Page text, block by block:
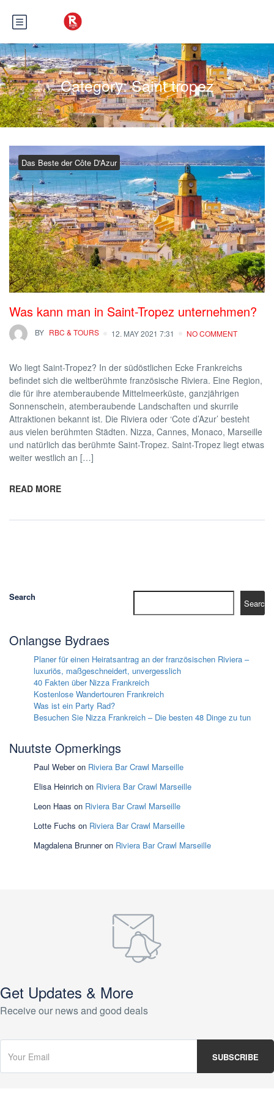
Category:Saint tropez
Das Beste der Côte D'Azur
Was kann man in Saint-Tropez unternehmen?
BY RBC & TOURS 12. MAY 2021 7:31 NO COMMENT
Wo liegt Saint-Tropez? In der südöstlichen Ecke Frankreichs
befindet sich die weltberühmte französische Riviera. Eine Region,
die für ihre atemberaubende Mittelmeerküste, ganzjährigen
Sonnenschein, atemberaubende Landschaften und skurrile
Attraktionen bekannt ist. Die Riviera oder ‘Cote d’Azur’ besteht
aus vielen berühmten Städten. Nizza, Cannes, Monaco, Marseille
und natürlich das berühmte Saint-Tropez. Saint-Tropez liegt etwas
weiter westlich an […]
READ MORE
Search
Search
Onlangse Bydraes
Planer für einen Heiratsantrag an der französischen Riviera –
luxuriös, maßgeschneidert, unvergesslich
40 Fakten über Nizza Frankreich
Kostenlose Wandertouren Frankreich
Was ist ein Party Rad?
Besuchen Sie Nizza Frankreich – Die besten 48 Dinge zu tun
Nuutste Opmerkings
Paul Weberon Riviera Bar Crawl Marseille
Elisa Heinrich on Riviera Bar Crawl Marseille
Leon Haas on Riviera Bar Crawl Marseille
Lotte Fuchs on Riviera Bar Crawl Marseille
Magdalena Brunneron Riviera Bar Crawl Marseille
Get Updates & More
Receive our news and good deals